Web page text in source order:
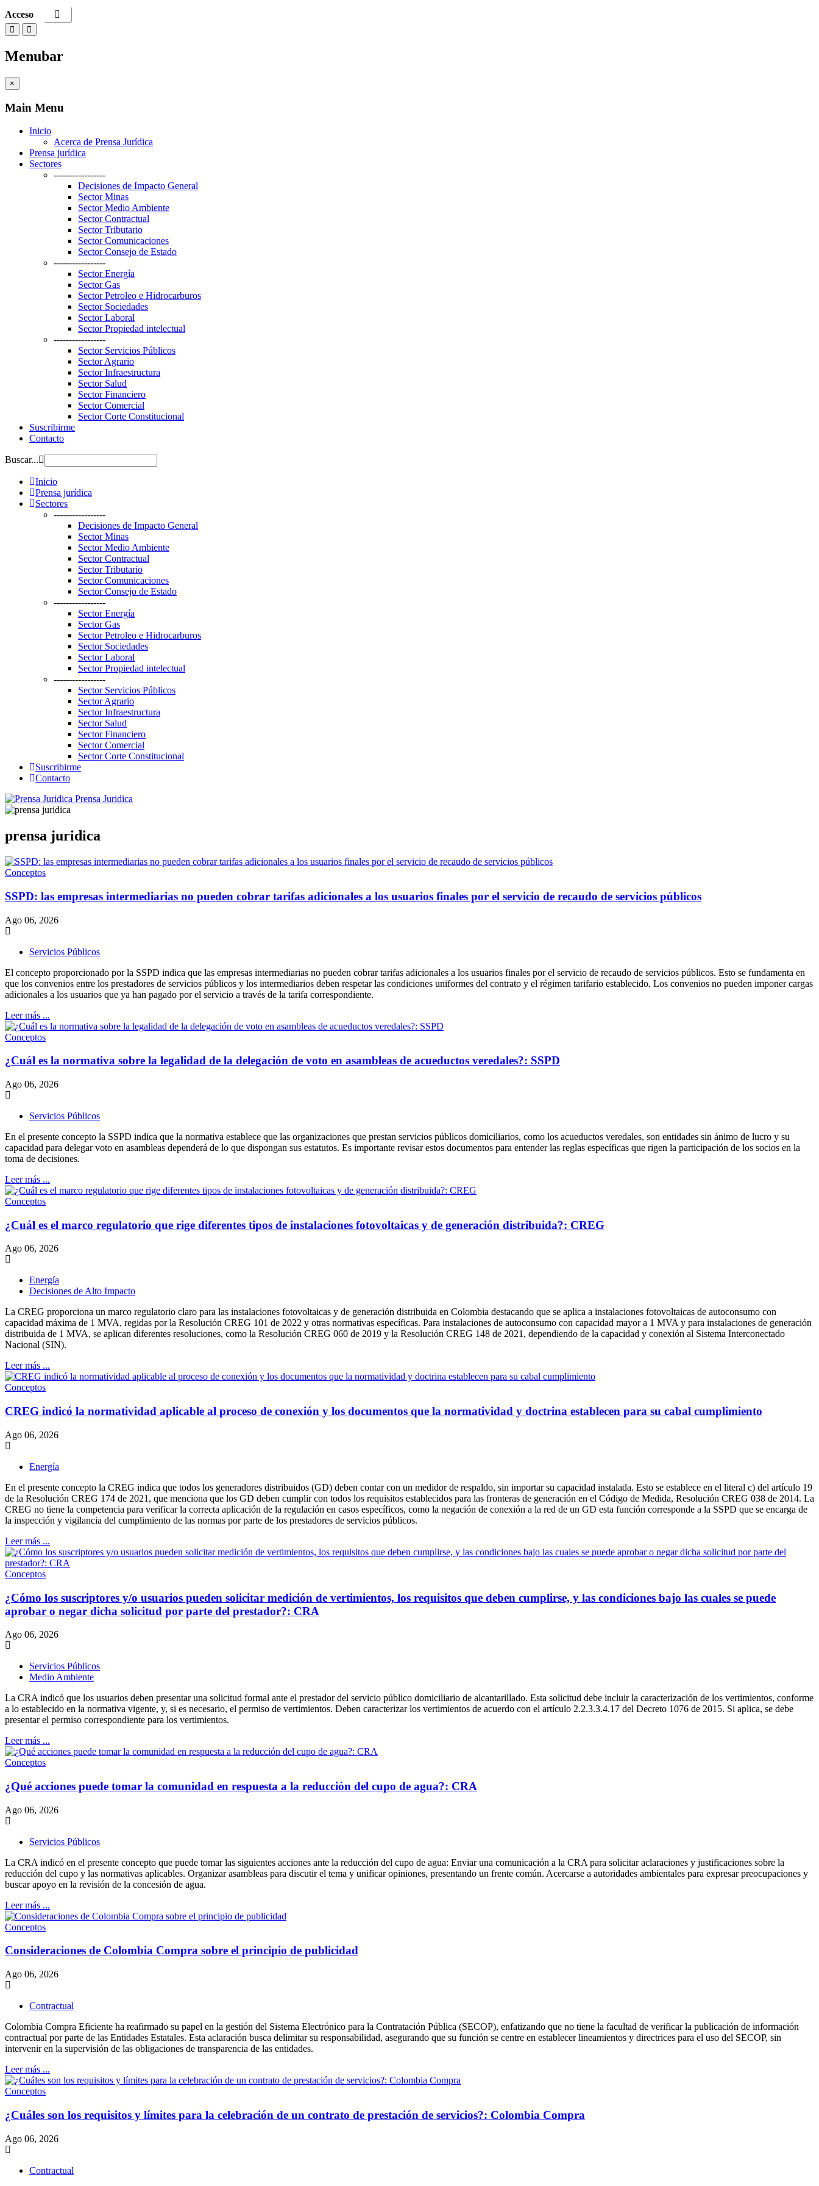
Acceso
Menubar
×
Main Menu
Inicio
Acerca de Prensa Jurídica
Prensa jurídica
Sectores
-----------------
Decisiones de Impacto General
Sector Minas
Sector Medio Ambiente
Sector Contractual
Sector Tributario
Sector Comunicaciones
Sector Consejo de Estado
-----------------
Sector Energía
Sector Gas
Sector Petroleo e Hidrocarburos
Sector Sociedades
Sector Laboral
Sector Propiedad intelectual
-----------------
Sector Servicios Públicos
Sector Agrario
Sector Infraestructura
Sector Salud
Sector Financiero
Sector Comercial
Sector Corte Constitucional
Suscribirme
Contacto
Buscar...
Inicio
Prensa jurídica
Sectores
-----------------
Decisiones de Impacto General
Sector Minas
Sector Medio Ambiente
Sector Contractual
Sector Tributario
Sector Comunicaciones
Sector Consejo de Estado
-----------------
Sector Energía
Sector Gas
Sector Petroleo e Hidrocarburos
Sector Sociedades
Sector Laboral
Sector Propiedad intelectual
-----------------
Sector Servicios Públicos
Sector Agrario
Sector Infraestructura
Sector Salud
Sector Financiero
Sector Comercial
Sector Corte Constitucional
Suscribirme
Contacto
Prensa Juridica
prensa juridica
Conceptos
SSPD: las empresas intermediarias no pueden cobrar tarifas adicionales a los usuarios finales por el servicio de recaudo de servicios públicos
Ago 06, 2026
Servicios Públicos
El concepto proporcionado por la SSPD indica que las empresas intermediarias no pueden cobrar tarifas adicionales a los usuarios finales por el servicio de recaudo de servicios públicos. Esto se fundamenta en
que los convenios entre los prestadores de servicios públicos y los intermediarios deben respetar las condiciones uniformes del contrato y el régimen tarifario establecido. Los convenios no pueden imponer cargas
adicionales a los usuarios que ya han pagado por el servicio a través de la tarifa correspondiente.
Leer más ...
Conceptos
¿Cuál es la normativa sobre la legalidad de la delegación de voto en asambleas de acueductos veredales?: SSPD
Ago 06, 2026
Servicios Públicos
En el presente concepto la SSPD indica que la normativa establece que las organizaciones que prestan servicios públicos domiciliarios, como los acueductos veredales, son entidades sin ánimo de lucro y su
capacidad para delegar voto en asambleas dependerá de lo que dispongan sus estatutos. Es importante revisar estos documentos para entender las reglas específicas que rigen la participación de los socios en la
toma de decisiones.
Leer más ...
Conceptos
¿Cuál es el marco regulatorio que rige diferentes tipos de instalaciones fotovoltaicas y de generación distribuida?: CREG
Ago 06, 2026
Energía
Decisiones de Alto Impacto
La CREG proporciona un marco regulatorio claro para las instalaciones fotovoltaicas y de generación distribuida en Colombia destacando que se aplica a instalaciones fotovoltaicas de autoconsumo con
capacidad máxima de 1 MVA, regidas por la Resolución CREG 101 de 2022 y otras normativas específicas. Para instalaciones de autoconsumo con capacidad mayor a 1 MVA y para instalaciones de generación
distribuida de 1 MVA, se aplican diferentes resoluciones, como la Resolución CREG 060 de 2019 y la Resolución CREG 148 de 2021, dependiendo de la capacidad y conexión al Sistema Interconectado
Nacional (SIN).
Leer más ...
Conceptos
CREG indicó la normatividad aplicable al proceso de conexión y los documentos que la normatividad y doctrina establecen para su cabal cumplimiento
Ago 06, 2026
Energía
En el presente concepto la CREG indica que todos los generadores distribuidos (GD) deben contar con un medidor de respaldo, sin importar su capacidad instalada. Esto se establece en el literal c) del artículo 19
de la Resolución CREG 174 de 2021, que menciona que los GD deben cumplir con todos los requisitos establecidos para las fronteras de generación en el Código de Medida, Resolución CREG 038 de 2014. La
CREG no tiene la competencia para verificar la correcta aplicación de la regulación en casos específicos, como la negación de conexión a la red de un GD esta función corresponde a la SSPD que se encarga de
la inspección y vigilancia del cumplimiento de las normas por parte de los prestadores de servicios públicos.
Leer más ...
Conceptos
¿Cómo los suscriptores y/o usuarios pueden solicitar medición de vertimientos, los requisitos que deben cumplirse, y las condiciones bajo las cuales se puede
aprobar o negar dicha solicitud por parte del prestador?: CRA
Ago 06, 2026
Servicios Públicos
Medio Ambiente
La CRA indicó que los usuarios deben presentar una solicitud formal ante el prestador del servicio público domiciliario de alcantarillado. Esta solicitud debe incluir la caracterización de los vertimientos, conforme
a lo establecido en la normativa vigente, y, si es necesario, el permiso de vertimientos. Deben caracterizar los vertimientos de acuerdo con el artículo 2.2.3.3.4.17 del Decreto 1076 de 2015. Si aplica, se debe
presentar el permiso correspondiente para los vertimientos.
Leer más ...
Conceptos
¿Qué acciones puede tomar la comunidad en respuesta a la reducción del cupo de agua?: CRA
Ago 06, 2026
Servicios Públicos
La CRA indicó en el presente concepto que puede tomar las siguientes acciones ante la reducción del cupo de agua: Enviar una comunicación a la CRA para solicitar aclaraciones y justificaciones sobre la
reducción del cupo y las normativas aplicables. Organizar asambleas para discutir el tema y unificar opiniones, presentando un frente común. Acercarse a autoridades ambientales para expresar preocupaciones y
buscar apoyo en la revisión de la concesión de agua.
Leer más ...
Conceptos
Consideraciones de Colombia Compra sobre el principio de publicidad
Ago 06, 2026
Contractual
Colombia Compra Eficiente ha reafirmado su papel en la gestión del Sistema Electrónico para la Contratación Pública (SECOP), enfatizando que no tiene la facultad de verificar la publicación de información
contractual por parte de las Entidades Estatales. Esta aclaración busca delimitar su responsabilidad, asegurando que su función se centre en establecer lineamientos y directrices para el uso del SECOP, sin
intervenir en la supervisión de las obligaciones de transparencia de las entidades.
Leer más ...
Conceptos
¿Cuáles son los requisitos y límites para la celebración de un contrato de prestación de servicios?: Colombia Compra
Ago 06, 2026
Contractual